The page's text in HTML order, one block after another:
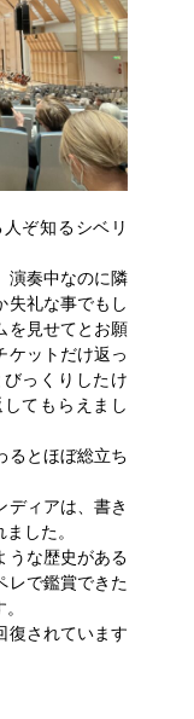
ぞ知るシベリ
演奏中なのに隣
失礼な事でもし
を見せてとお願
ケットだけ返っ
っくりしたけ
てもらえまし
るとほぼ総立ち
ディアは、書き
した。
うな歴史がある
レで鑑賞できた
復されています